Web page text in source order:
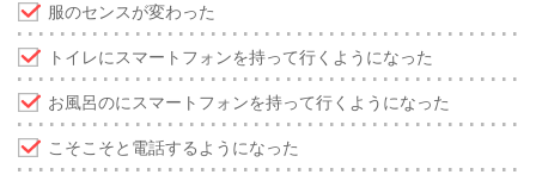
服のセンスが変わった
トイレにスマートフォンを持って行くようになった
お風呂のにスマートフォンを持って行くようになった
こそこそと電話するようになった